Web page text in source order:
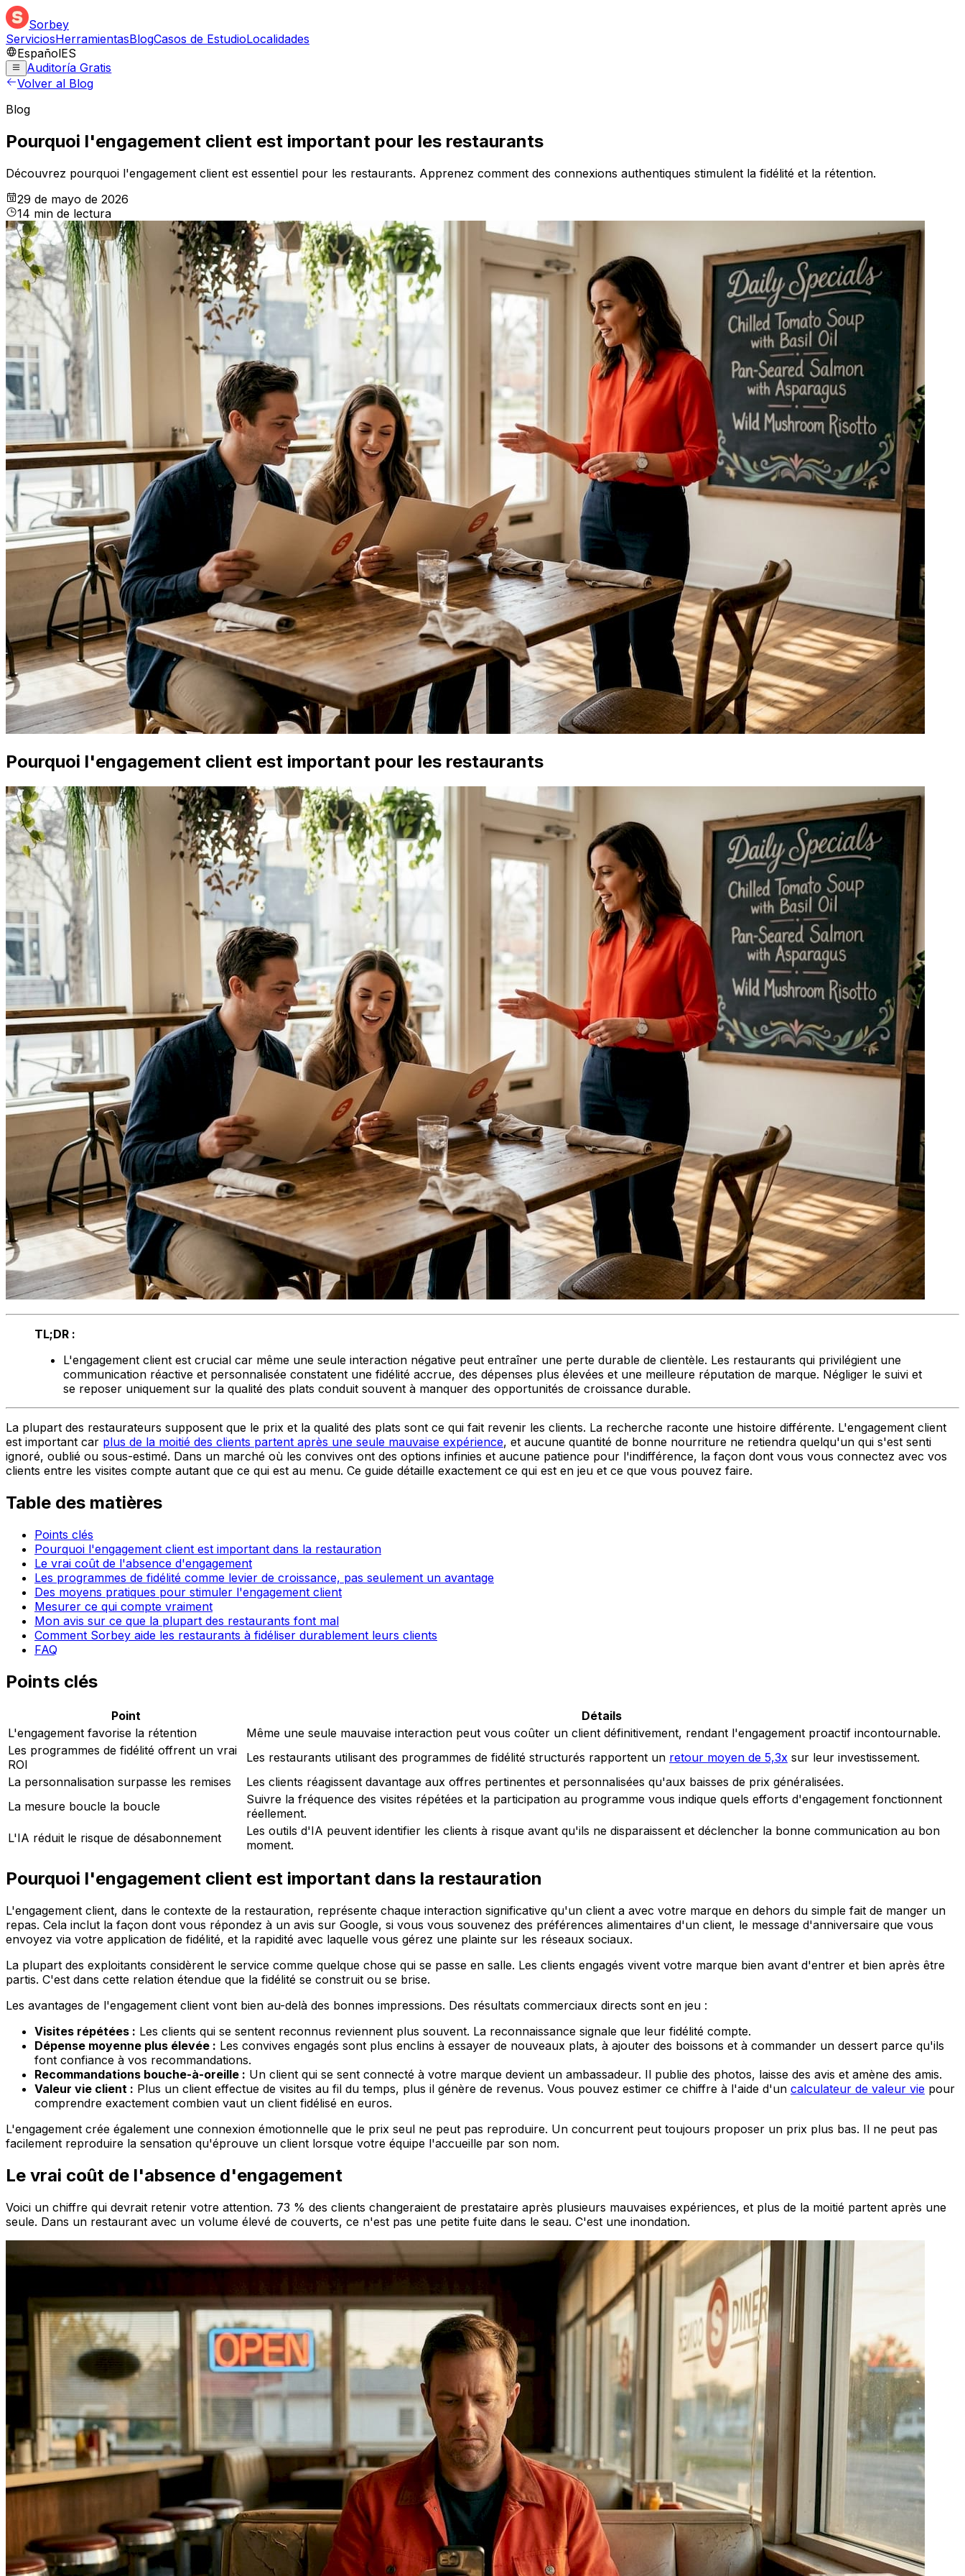
Sorbey
ServiciosHerramientasBlogCasos de EstudioLocalidades
EspañolES
Auditoría Gratis
Volver al Blog
Blog
Pourquoi l'engagement client est important pour les restaurants
Découvrez pourquoi l'engagement client est essentiel pour les restaurants. Apprenez comment des connexions authentiques stimulent la fidélité et la rétention.
29 de mayo de 2026
14 min de lectura
Pourquoi l'engagement client est important pour les restaurants
TL;DR :
L'engagement client est crucial car même une seule interaction négative peut entraîner une perte durable de clientèle. Les restaurants qui privilégient une
communication réactive et personnalisée constatent une fidélité accrue, des dépenses plus élevées et une meilleure réputation de marque. Négliger le suivi et
se reposer uniquement sur la qualité des plats conduit souvent à manquer des opportunités de croissance durable.
La plupart des restaurateurs supposent que le prix et la qualité des plats sont ce qui fait revenir les clients. La recherche raconte une histoire différente. L'engagement client
est important car plus de la moitié des clients partent après une seule mauvaise expérience, et aucune quantité de bonne nourriture ne retiendra quelqu'un qui s'est senti
ignoré, oublié ou sous-estimé. Dans un marché où les convives ont des options infinies et aucune patience pour l'indifférence, la façon dont vous vous connectez avec vos
clients entre les visites compte autant que ce qui est au menu. Ce guide détaille exactement ce qui est en jeu et ce que vous pouvez faire.
Table des matières
Points clés
Pourquoi l'engagement client est important dans la restauration
Le vrai coût de l'absence d'engagement
Les programmes de fidélité comme levier de croissance, pas seulement un avantage
Des moyens pratiques pour stimuler l'engagement client
Mesurer ce qui compte vraiment
Mon avis sur ce que la plupart des restaurants font mal
Comment Sorbey aide les restaurants à fidéliser durablement leurs clients
FAQ
Points clés
Point
Détails
L'engagement favorise la rétention
Même une seule mauvaise interaction peut vous coûter un client définitivement, rendant l'engagement proactif incontournable.
Les programmes de fidélité offrent un vrai
ROI
Les restaurants utilisant des programmes de fidélité structurés rapportent un retour moyen de 5,3x sur leur investissement.
La personnalisation surpasse les remises
Les clients réagissent davantage aux offres pertinentes et personnalisées qu'aux baisses de prix généralisées.
La mesure boucle la boucle
Suivre la fréquence des visites répétées et la participation au programme vous indique quels efforts d'engagement fonctionnent
réellement.
L'IA réduit le risque de désabonnement
Les outils d'IA peuvent identifier les clients à risque avant qu'ils ne disparaissent et déclencher la bonne communication au bon
moment.
Pourquoi l'engagement client est important dans la restauration
L'engagement client, dans le contexte de la restauration, représente chaque interaction significative qu'un client a avec votre marque en dehors du simple fait de manger un
repas. Cela inclut la façon dont vous répondez à un avis sur Google, si vous vous souvenez des préférences alimentaires d'un client, le message d'anniversaire que vous
envoyez via votre application de fidélité, et la rapidité avec laquelle vous gérez une plainte sur les réseaux sociaux.
La plupart des exploitants considèrent le service comme quelque chose qui se passe en salle. Les clients engagés vivent votre marque bien avant d'entrer et bien après être
partis. C'est dans cette relation étendue que la fidélité se construit ou se brise.
Les avantages de l'engagement client vont bien au-delà des bonnes impressions. Des résultats commerciaux directs sont en jeu :
Visites répétées : Les clients qui se sentent reconnus reviennent plus souvent. La reconnaissance signale que leur fidélité compte.
Dépense moyenne plus élevée : Les convives engagés sont plus enclins à essayer de nouveaux plats, à ajouter des boissons et à commander un dessert parce qu'ils
font confiance à vos recommandations.
Recommandations bouche-à-oreille : Un client qui se sent connecté à votre marque devient un ambassadeur. Il publie des photos, laisse des avis et amène des amis.
Valeur vie client : Plus un client effectue de visites au fil du temps, plus il génère de revenus. Vous pouvez estimer ce chiffre à l'aide d'un calculateur de valeur vie pour
comprendre exactement combien vaut un client fidélisé en euros.
L'engagement crée également une connexion émotionnelle que le prix seul ne peut pas reproduire. Un concurrent peut toujours proposer un prix plus bas. Il ne peut pas
facilement reproduire la sensation qu'éprouve un client lorsque votre équipe l'accueille par son nom.
Le vrai coût de l'absence d'engagement
Voici un chiffre qui devrait retenir votre attention. 73 % des clients changeraient de prestataire après plusieurs mauvaises expériences, et plus de la moitié partent après une
seule. Dans un restaurant avec un volume élevé de couverts, ce n'est pas une petite fuite dans le seau. C'est une inondation.